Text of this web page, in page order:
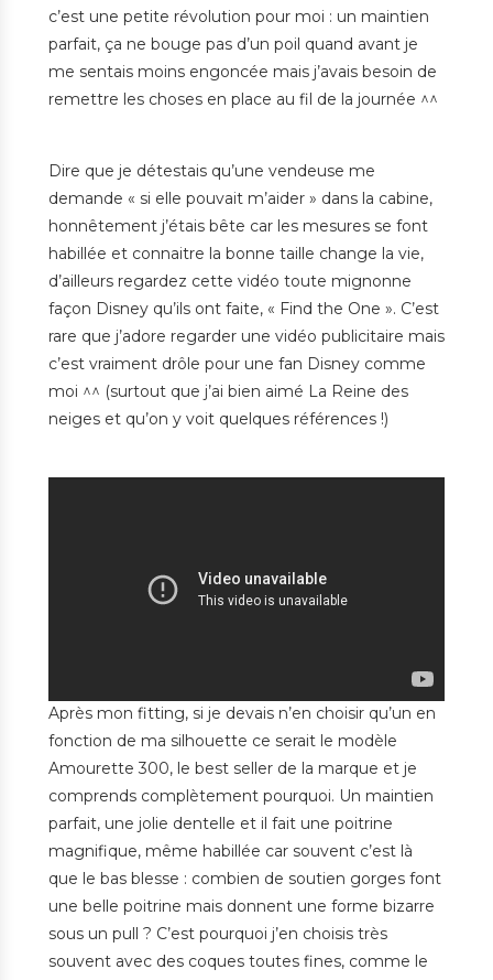
c’est une petite révolution pour moi : un maintien
parfait, ça ne bouge pas d’un poil quand avant je
me sentais moins engoncée mais j’avais besoin de
remettre les choses en place au fil de la journée ^^
Dire que je détestais qu’une vendeuse me
demande « si elle pouvait m’aider » dans la cabine,
honnêtement j’étais bête car les mesures se font
habillée et connaitre la bonne taille change la vie,
d’ailleurs regardez cette vidéo toute mignonne
façon Disney qu’ils ont faite, « Find the One ». C’est
rare que j’adore regarder une vidéo publicitaire mais
c’est vraiment drôle pour une fan Disney comme
moi ^^ (surtout que j’ai bien aimé La Reine des
neiges et qu’on y voit quelques références !)
Après mon fitting, si je devais n’en choisir qu’un en
fonction de ma silhouette ce serait le modèle
Amourette 300, le best seller de la marque et je
comprends complètement pourquoi. Un maintien
parfait, une jolie dentelle et il fait une poitrine
magnifique, même habillée car souvent c’est là
que le bas blesse : combien de soutien gorges font
une belle poitrine mais donnent une forme bizarre
sous un pull ? C’est pourquoi j’en choisis très
souvent avec des coques toutes fines, comme le